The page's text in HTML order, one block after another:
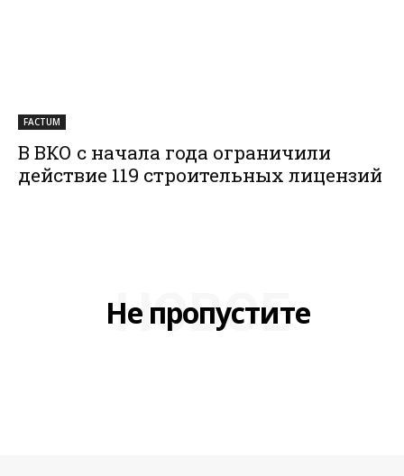
FACTUM
В ВКО с начала года ограничили
действие 119 строительных лицензий
Не пропустите
НОВОЕ